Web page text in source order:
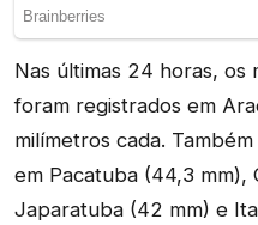
Nas últimas 24 horas, os
foram registrados em
milímetros cada.
em Pacatuba (44,3 mm),
Japaratuba (42 mm) e